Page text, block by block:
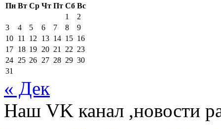
Пн Вт Ср Чт Пт Сб Вс
1
2
3
4 5 6 7 8
9
10 11 12 13 14 15 16
17 18 19 20 21 22 23
24 25 26 27 28 29 30
31
« Дек
Наш VK канал ,новости